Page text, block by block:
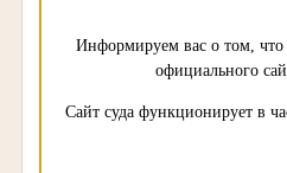
Информируем вас о том, что
официального
Сайт суда функционирует в